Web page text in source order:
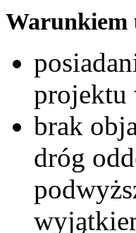
Warunkiem
projektu
brak
dróg